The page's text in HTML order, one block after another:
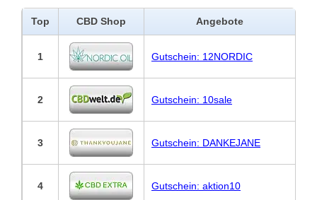
Top CBD Shop Angebote
1 Gutschein: 12NORDIC
2 Gutschein: 10sale
3 Gutschein: DANKEJANE
4 Gutschein: aktion10